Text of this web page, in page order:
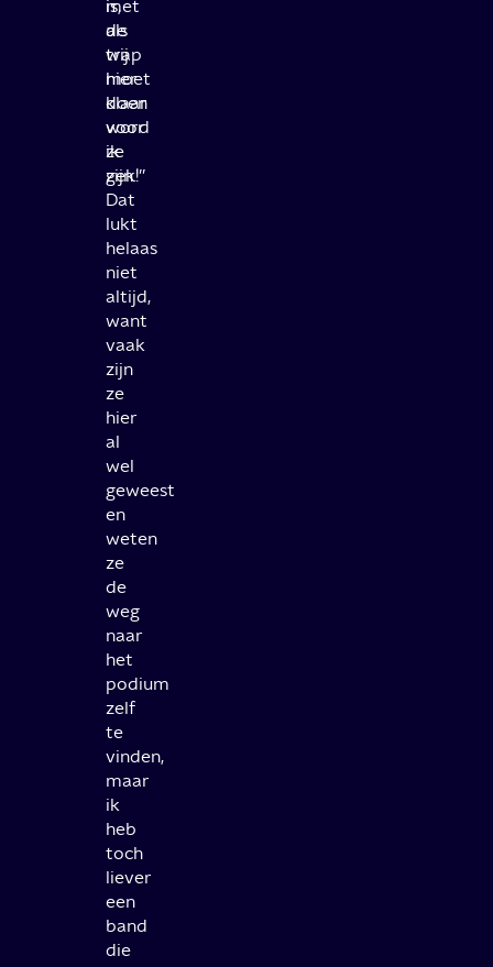
is,
als
wij
hier
klaar
voor
ze
zijn.
Dat
lukt
helaas
niet
altijd,
want
vaak
zijn
ze
hier
al
wel
geweest
en
weten
ze
de
weg
naar
het
podium
zelf
te
vinden,
maar
ik
heb
toch
liever
een
band
die
met
de
trap
moet
doen
word
ik
gek!’’